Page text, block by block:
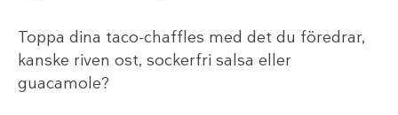
Toppa dina taco-chaffles med det du föredrar,
kanske riven ost, sockerfri salsa eller
guacamole?